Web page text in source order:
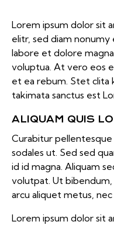
Lorem ipsum dolor sit
elitr, sed diam
labore et dolore
voluptua. At vero eos
et ea rebum. Stet clita
takimata sanctus est
ALIQUAM QUIS
Curabitur pellentesque
sodales ut. Sed sed
id id magna. Aliquam
volutpat. Ut
arcu aliquet metus, nec
Lorem ipsum dolor sit